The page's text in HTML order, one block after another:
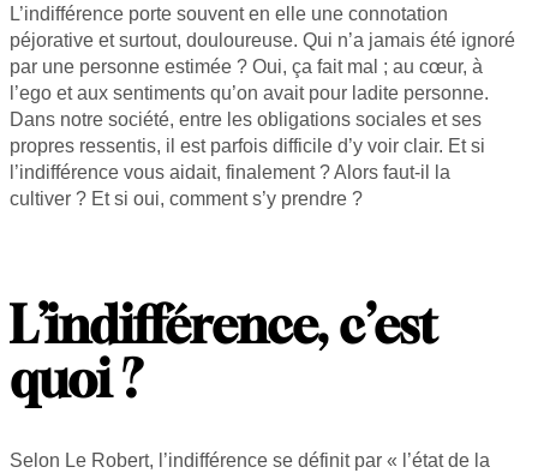
L’indifférence porte souvent en elle une connotation
péjorative et surtout, douloureuse. Qui n’a jamais été ignoré
par une personne estimée ? Oui, ça fait mal ; au cœur, à
l’ego et aux sentiments qu’on avait pour ladite personne.
Dans notre société, entre les obligations sociales et ses
propres ressentis, il est parfois difficile d’y voir clair. Et si
l’indifférence vous aidait, finalement ? Alors faut-il la
cultiver ? Et si oui, comment s’y prendre ?
L’indifférence, c’est
quoi ?
Selon Le Robert, l’indifférence se définit par « l’état de la